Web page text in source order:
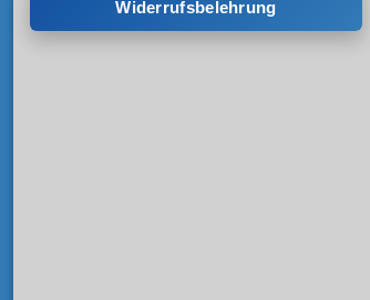
Widerrufsbelehrung